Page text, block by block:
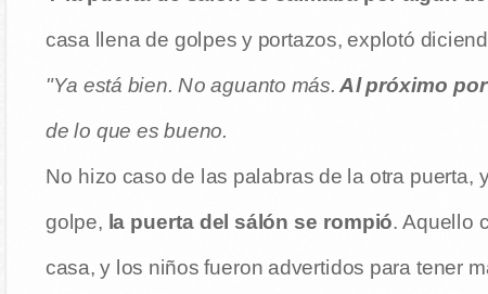
casa llena de golpes y portazos, explotó
"Ya está bien. No aguanto más. Al próximo
de lo que es bueno.
No hizo caso de las palabras de la otra
golpe, la puerta del sálón se rompió. Aquello
casa, y los niños fueron advertidos para tener